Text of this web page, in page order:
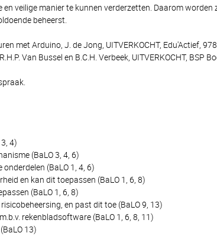
veilige manier te kunnen verderzetten. Daarom
beheerst.
met Arduino, J. de Jong, UITVERKOCHT, Edu'Actief,
Van Bussel en B.C.H. Verbeek, UITVERKOCHT, BSP
4)
(BaLO 3, 4, 6)
(BaLO 1, 4, 6)
en kan dit toepassen (BaLO 1, 6, 8)
(BaLO 1, 6, 8)
en past dit toe (BaLO 9, 13)
rekenbladsoftware (BaLO 1, 6, 8, 11)
13)